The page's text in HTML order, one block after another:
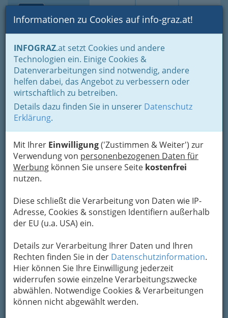
Suche Login Toggle
Informationen zu Cookies auf info-graz.at!
INFOGRAZ.at setzt Cookies und andere
Technologien ein. Einige Cookies &
Datenverarbeitungen sind notwendig, andere
helfen dabei, das Angebot zu verbessern oder
wirtschaftlich zu betreiben.
Details dazu finden Sie in unserer Datenschutz
Erklärung.
Mit Ihrer Einwilligung('Zustimmen & Weiter') zur
Verwendung von personenbezogenen Daten für
Werbung können Sie unsere Seite kostenfrei
nutzen.
Diese schließt die Verarbeitung von Daten wie IP-
Adresse, Cookies & sonstigen Identifiern außerhalb
der EU (u.a. USA) ein.
Details zur Verarbeitung Ihrer Daten und Ihren
Rechten finden Sie in der Datenschutzinformation.
Hier können Sie Ihre Einwilligung jederzeit
widerrufen sowie einzelne Verarbeitungszwecke
abwählen. Notwendige Cookies & Verarbeitungen
können nicht abgewählt werden.
Home Branchen
Gewerbe, Handwerk, Banken
Banken & Versicherungen
Lotterien
Ingrid Reithofer
Wiener Straße 80, 8020 Graz
+43 316 683 173
Karte
Adresse mit Google Maps anschauen